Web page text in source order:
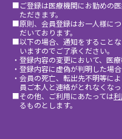
■ご登録は医療機関にお勤めの
ただきます。
■原則、会員登録はお一人様に
だいております。
■以下の場合、通知をすること
いますのでご了承ください。
・登録内容の変更において、医
・登録内容に虚偽が判明した場合
・会員の死亡、転出先不明等に
員ご本人と連絡がとれなくな
■その他、ご利用にあたっては
るものとします。